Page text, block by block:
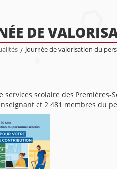
DE
/ Journée de valorisation du
services scolaire des
et 2 481 membres du